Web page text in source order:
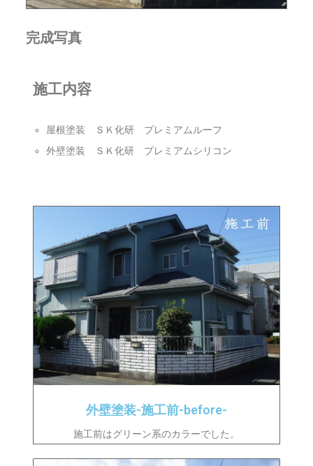
完成写真
施工内容
屋根塗装 ＳＫ化研 プレミアムルーフ
外壁塗装 ＳＫ化研 プレミアムシリコン
外壁塗装-施工前-before-
施工前はグリーン系のカラーでした。